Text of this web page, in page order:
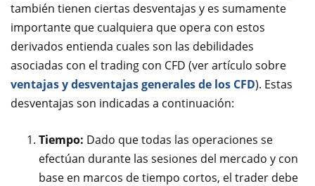
también tienen ciertas desventajas y es sumamente
importante que cualquiera que opera con estos
derivados entienda cuales son las debilidades
asociadas con el trading con CFD (ver artículo sobre
ventajas y desventajas generales de los CFD). Estas
desventajas son indicadas a continuación:
Tiempo: Dado que todas las operaciones se
efectúan durante las sesiones del mercado y con
base en marcos de tiempo cortos, el trader debe